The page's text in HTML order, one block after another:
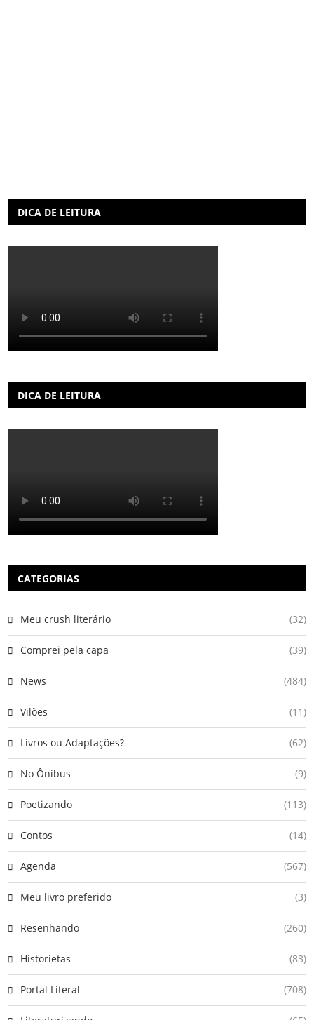
DICA DE LEITURA
DICA DE LEITURA
CATEGORIAS
Meu crush literário (32)
Comprei pela capa (39)
News (484)
Vilões (11)
Livros ou Adaptações? (62)
No Ônibus (9)
Poetizando (113)
Contos (14)
Agenda (567)
Meu livro preferido (3)
Resenhando (260)
Historietas (83)
Portal Literal (708)